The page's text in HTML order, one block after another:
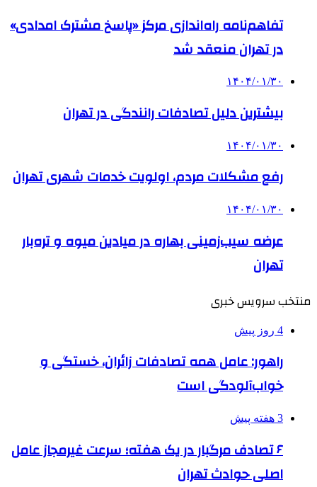
تفاهم‌نامه راه‌اندازی مرکز «پاسخ مشترک امدادی»
در تهران منعقد شد
۱۴۰۴/۰۱/۳۰
بیشترین دلیل تصادفات رانندگی در تهران
۱۴۰۴/۰۱/۳۰
رفع مشکلات مردم، اولویت خدمات شهری تهران
۱۴۰۴/۰۱/۳۰
عرضه سیب‌زمینی بهاره در میادین میوه و تره‌بار
تهران
منتخب سرویس خبری
4 روز پیش
راهور: عامل همه تصادفات زائران، خستگی و
خواب‌آلودگی است
3 هفته پیش
۶ تصادف مرگبار در یک هفته؛ سرعت غیرمجاز عامل
اصلی حوادث تهران